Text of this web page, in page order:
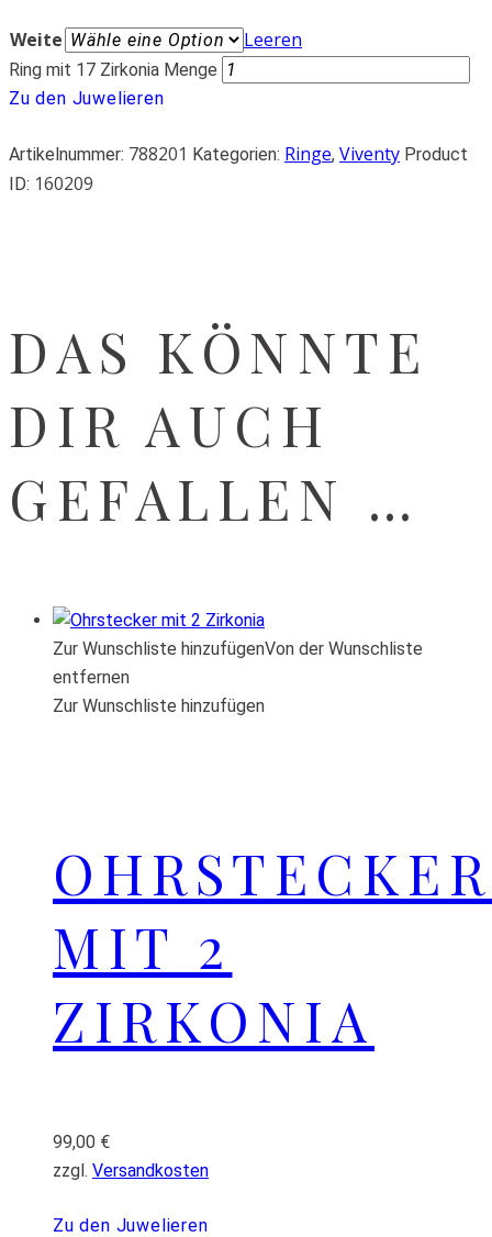
Weite Leeren
Ring mit 17 Zirkonia Menge
Zu den Juwelieren
Artikelnummer: 788201 Kategorien: Ringe, Viventy Product
ID: 160209
DAS KÖNNTE
DIR AUCH
GEFALLEN …
Zur Wunschliste hinzufügenVon der Wunschliste
entfernen
Zur Wunschliste hinzufügen
OHRSTECKER
MIT 2
ZIRKONIA
99,00 €
zzgl. Versandkosten
Zu den Juwelieren